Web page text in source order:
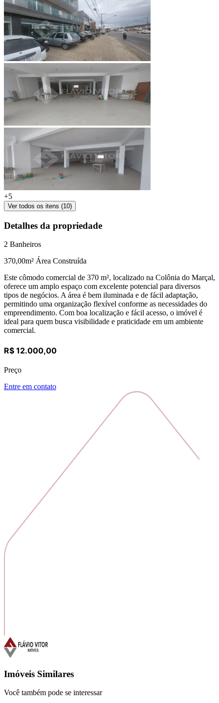
+5
Ver todos os itens (10)
Detalhes da propriedade
2 Banheiros
370,00m² Área Construída
Este cômodo comercial de 370 m², localizado na Colônia do Marçal,
oferece um amplo espaço com excelente potencial para diversos
tipos de negócios. A área é bem iluminada e de fácil adaptação,
permitindo uma organização flexível conforme as necessidades do
empreendimento. Com boa localização e fácil acesso, o imóvel é
ideal para quem busca visibilidade e praticidade em um ambiente
comercial.
R$ 12.000,00
Preço
Entre em contato
Imóveis Similares
Você também pode se interessar